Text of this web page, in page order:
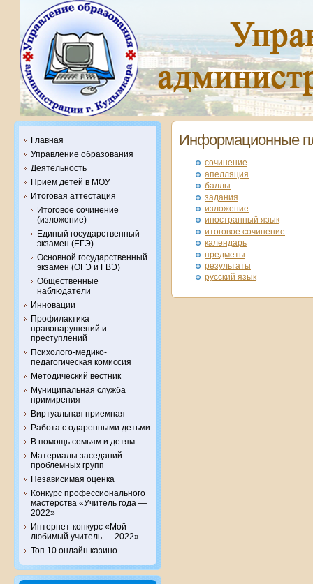
Главная
Управление образования
Деятельность
Прием детей в МОУ
Итоговая аттестация
Итоговое сочинение
(изложение)
Единый государственный
экзамен (ЕГЭ)
Основной государственный
экзамен (ОГЭ и ГВЭ)
Общественные
наблюдатели
Инновации
Профилактика
правонарушений и
преступлений
Психолого-медико-
педагогическая комиссия
Методический вестник
Муниципальная служба
примирения
Виртуальная приемная
Работа с одаренными детьми
В помощь семьям и детям
Материалы заседаний
проблемных групп
Независимая оценка
Конкурс профессионального
мастерства «Учитель года —
2022»
Интернет-конкурс «Мой
любимый учитель — 2022»
Топ 10 онлайн казино
Информационные
сочинение
апелляция
баллы
задания
изложение
иностранный язык
итоговое сочинение
календарь
предметы
результаты
русский язык